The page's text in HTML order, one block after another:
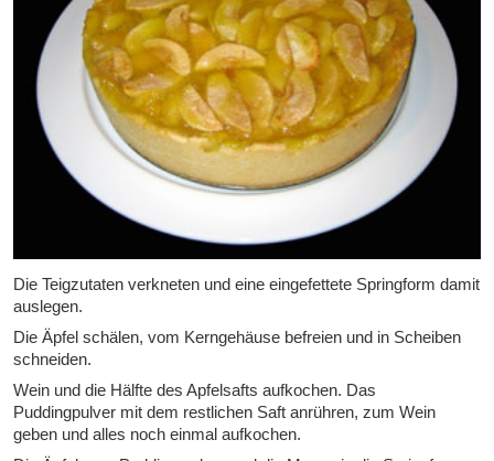
Die Teigzutaten verkneten und eine eingefettete Springform damit
auslegen.
Die Äpfel schälen, vom Kerngehäuse befreien und in Scheiben
schneiden.
Wein und die Hälfte des Apfelsafts aufkochen. Das
Puddingpulver mit dem restlichen Saft anrühren, zum Wein
geben und alles noch einmal aufkochen.